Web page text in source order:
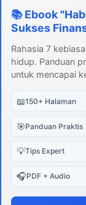
📚 Ebook
Sukses
Rahasia 7
hidup. Panduan
untuk mencapai
📖150+ Halaman
🎯Panduan Praktis
💡Tips Expert
🎧PDF + Audio